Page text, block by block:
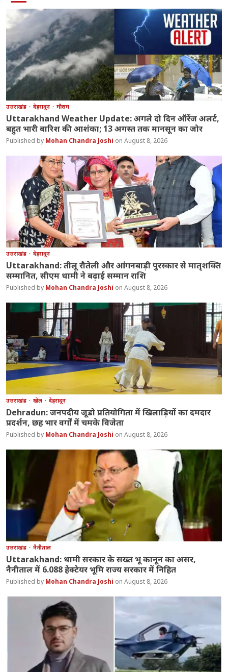
उत्तराखंड देहरादून मौसम
Uttarakhand Weather Update: अगले दो दिन ऑरेंज अलर्ट,
बहुत भारी बारिश की आशंका; 13 अगस्त तक मानसून का जोर
Mohan Chandra Joshi August 8, 2026
उत्तराखंड देहरादून
Uttarakhand: तीलू रौतेली और आंगनबाड़ी पुरस्कार से मातृशक्ति
सम्मानित, सीएम धामी ने बढ़ाई सम्मान राशि
Mohan Chandra Joshi August 8, 2026
उत्तराखंड खेल देहरादून
Dehradun: जनपदीय जूडो प्रतियोगिता में खिलाड़ियों का दमदार
प्रदर्शन, छह भार वर्गों में चमके विजेता
Mohan Chandra Joshi August 8, 2026
उत्तराखंड नैनीताल
Uttarakhand: धामी सरकार के सख्त भू कानून का असर,
नैनीताल में 6.088 हेक्टेयर भूमि राज्य सरकार में निहित
Mohan Chandra Joshi August 8, 2026